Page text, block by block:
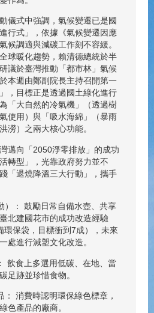
儀式中強調，氣候變遷已是國
行式」，依據《氣候變遷因應
候調適與減碳工作刻不容緩。
球暖化趨勢，賴清德總統於半
議於臺灣推動「都市林」氣候
本週由鄭副院長主持召開第一
，目標正是透過國土綠化進行
「大自然的冷氣機」（透過樹
使用）與「吸水海綿」（暴雨
澇）之兩大核心功能。
邁向「2050淨零排放」的成功
轉型」，光靠政府努力並不
「退燒降溫三大行動」，攜手
）： 鼓勵日常自備水壺、共享
北建國花市的成功改造經驗
環保袋，目標衝到7成），未來
處進行減塑文化改造。
飲食上多選用低碳、在地、當
足跡並珍惜食物。
： 消費時認明環保綠色標章，
色產品的廠商。